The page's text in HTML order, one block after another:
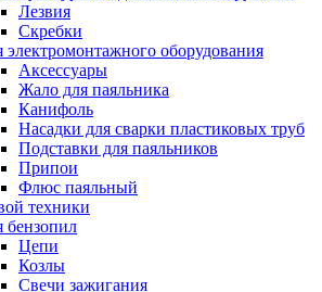
Лезвия
Скребки
электромонтажного оборудования
Аксессуары
Жало для паяльника
Канифоль
Насадки для сварки пластиковых труб
Подставки для паяльников
Припои
Флюс паяльный
техники
бензопил
Цепи
Козлы
Свечи зажигания